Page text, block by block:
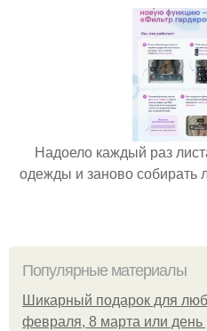
Надоело каждый раз
одежды и заново собирать
Популярные материалы
Шикарный подарок для
февраля, 8 марта или день